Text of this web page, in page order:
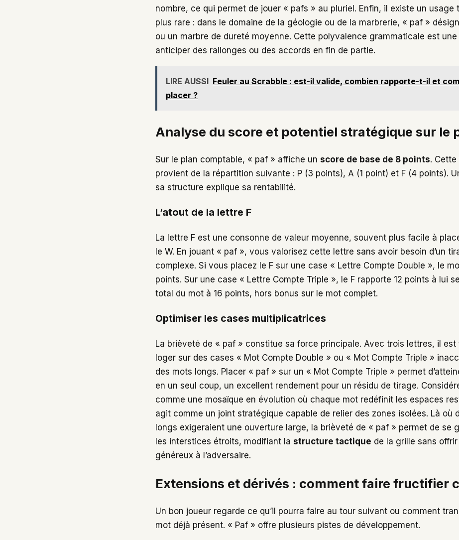
nombre, ce qui permet de jouer « pafs » au pluriel. Enfin, il existe un usage
plus rare : dans le domaine de la géologie ou de la marbrerie, « paf »
ou un marbre de dureté moyenne. Cette polyvalence grammaticale est
anticiper des rallonges ou des accords en fin de partie.
LIRE AUSSI Feuler au Scrabble : est-il valide, combien rapporte-t-il et
placer ?
Analyse du score et potentiel stratégique sur le
Sur le plan comptable, « paf » affiche un score de base de 8 points.
provient de la répartition suivante : P (3 points), A (1 point) et F (4 points).
sa structure explique sa rentabilité.
L’atout de la lettre F
La lettre F est une consonne de valeur moyenne, souvent plus facile à
le W. En jouant « paf », vous valorisez cette lettre sans avoir besoin d’un
complexe. Si vous placez le F sur une case « Lettre Compte Double », le
points. Sur une case « Lettre Compte Triple », le F rapporte 12 points à lui
total du mot à 16 points, hors bonus sur le mot complet.
Optimiser les cases multiplicatrices
La brièveté de « paf » constitue sa force principale. Avec trois lettres, il est
loger sur des cases « Mot Compte Double » ou « Mot Compte Triple »
des mots longs. Placer « paf » sur un « Mot Compte Triple » permet
en un seul coup, un excellent rendement pour un résidu de tirage.
comme une mosaïque en évolution où chaque mot redéfinit les espaces
agit comme un joint stratégique capable de relier des zones isolées. Là où
longs exigeraient une ouverture large, la brièveté de « paf » permet de se
les interstices étroits, modifiant la structure tactique de la grille sans
généreux à l’adversaire.
Extensions et dérivés : comment faire fructifier
Un bon joueur regarde ce qu’il pourra faire au tour suivant ou comment
mot déjà présent. « Paf » offre plusieurs pistes de développement.